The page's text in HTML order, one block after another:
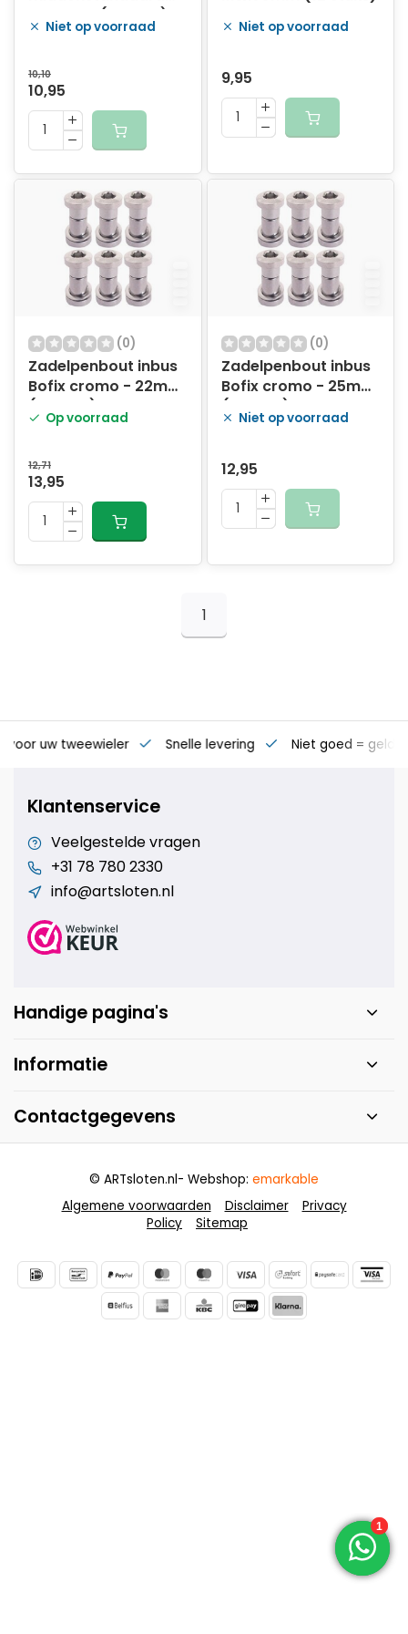
Zundapp (6 stuks)
Niet op voorraad
10,10
10,95
Niet op voorraad
9,95
(0)
Zadelpenbout inbus
Bofix cromo - 22mm
(6 stuks)
Op voorraad
12,71
13,95
(0)
Zadelpenbout inbus
Bofix cromo - 25mm
(6 stuks)
Niet op voorraad
12,95
1
voor uw tweewieler Snelle levering Niet goed = geld
Klantenservice
Veelgestelde vragen
+31 78 780 2330
info@artsloten.nl
Handige pagina's
Informatie
Contactgegevens
Algemene voorwaarden Disclaimer
Privacy
Policy
Sitemap
© ARTsloten.nl- Webshop: emarkable